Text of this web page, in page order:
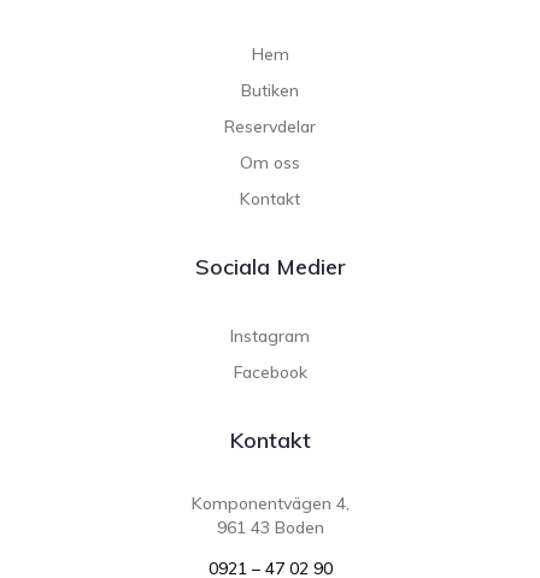
Hem
Butiken
Reservdelar
Om oss
Kontakt
Sociala Medier
Instagram
Facebook
Kontakt
Komponentvägen 4,
961 43 Boden
0921 – 47 02 90